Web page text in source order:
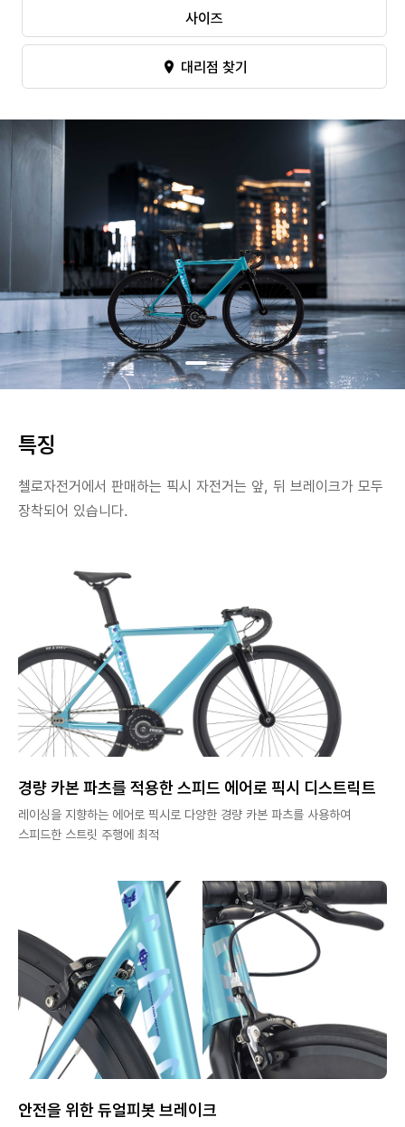
사이즈
대리점 찾기
특징
첼로자전거에서 판매하는 픽시 자전거는 앞, 뒤 브레이크가 모두
장착되어 있습니다.
경량 카본 파츠를 적용한 스피드 에어로 픽시 디스트릭트
레이싱을 지향하는 에어로 픽시로 다양한 경량 카본 파츠를 사용하여
스피드한 스트릿 주행에 최적
안전을 위한 듀얼피봇 브레이크